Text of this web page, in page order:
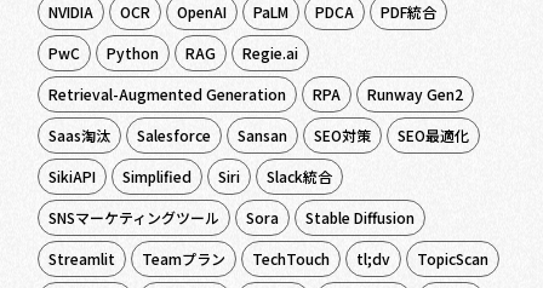
NVIDIA
OCR OpenAI PaLM PDCA
PDF統合
PwC
Python RAG
Regie.ai
Retrieval-Augmented Generation
RPA
Runway Gen2
Saas淘汰
Salesforce Sansan SEO対策
SEO最適化
SikiAPI
Simplified Siri
Slack統合
SNSマーケティングツール
Sora
Stable Diffusion
Streamlit
Teamプラン TechTouch tl;dv
TopicScan